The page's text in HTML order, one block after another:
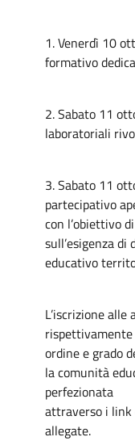
1. Venerdì 10
formativo
2. Sabato 11
laboratoriali
3. Sabato 11
partecipativo
con l’obiettivo
sull’esigenza
educativo
L’iscrizione
ordine e grado
la comunità
perfezionata
attraverso i link
allegate.